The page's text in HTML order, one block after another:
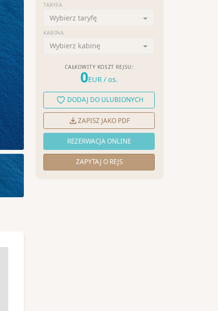
TARYFA
Wybierz taryfę
KABINA
Wybierz kabinę
CAŁKOWITY KOSZT REJSU:
0EUR / os.
DODAJ DO ULUBIONYCH
ZAPISZ JAKO PDF
REZERWACJA ONLINE
ZAPYTAJ O REJS